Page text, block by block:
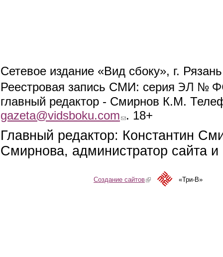
Сетевое издание «Вид сбоку», г.
Реестровая запись СМИ: серия ЭЛ №
главный редактор - Смирнов К.М.
gazeta@vidsboku.com (link sends e-mail)
. 18+
Главный редактор: Константин
Смирнова, администратор сайта
Создание сайтов(link is external)«Три-В»